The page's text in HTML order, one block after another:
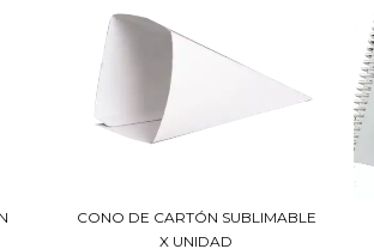
CONO DE CARTÓN SUBLIMABLE
X UNIDAD